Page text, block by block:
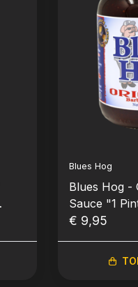
Blues Hog
Blues Hog -
Sauce "1
€ 9,95